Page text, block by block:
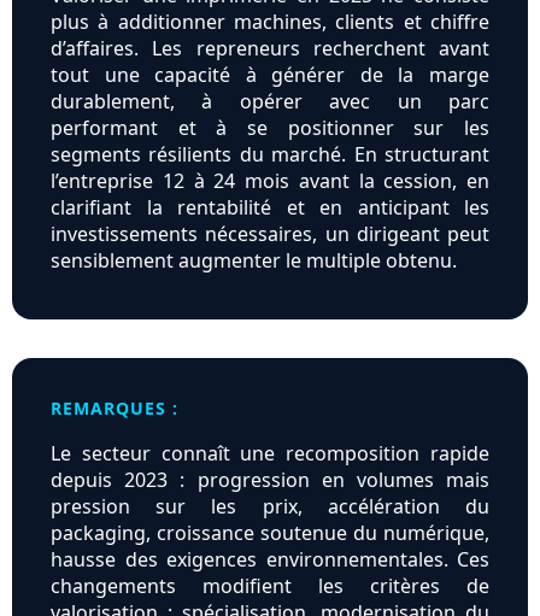
plus à additionner machines, clients et chiffre
d’affaires. Les repreneurs recherchent avant
tout une capacité à générer de la marge
durablement, à opérer avec un parc
performant et à se positionner sur les
segments résilients du marché. En structurant
l’entreprise 12 à 24 mois avant la cession, en
clarifiant la rentabilité et en anticipant les
investissements nécessaires, un dirigeant peut
sensiblement augmenter le multiple obtenu.
REMARQUES :
Le secteur connaît une recomposition rapide
depuis 2023 : progression en volumes mais
pression sur les prix, accélération du
packaging, croissance soutenue du numérique,
hausse des exigences environnementales. Ces
changements modifient les critères de